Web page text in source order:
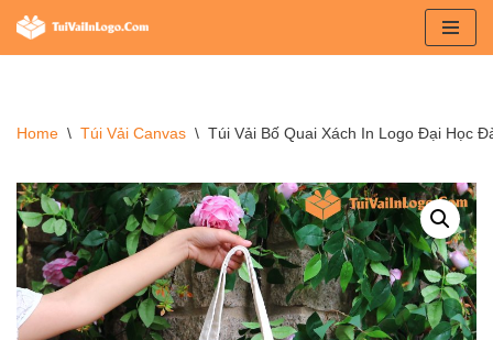
Chuyển
dung
Home \ Túi Vải Canvas \ Túi Vải Bố Quai Xách In Logo Đại Học